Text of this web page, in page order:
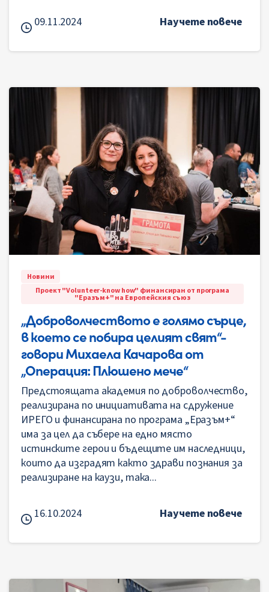
09.11.2024 Научете повече
Новини
Проект "Volunteer-know how" финансиран от програма
"Еразъм+" на Европейския съюз
„Доброволчеството е голямо сърце,
в което се побира целият свят“-
говори Михаела Качарова от
„Операция: Плюшено мече“
Предстоящата академия по доброволчество,
реализирана по инициативата на сдружение
ИРЕГО и финансирана по програма „Еразъм+“
има за цел да събере на едно място
истинските герои и бъдещите им наследници,
които да изградят както здрави познания за
реализиране на каузи, така...
16.10.2024 Научете повече